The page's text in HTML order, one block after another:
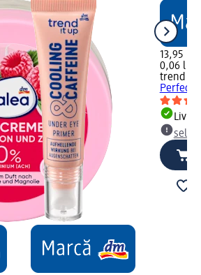
13,95 lei
0,06 l
trend !t
Perfect